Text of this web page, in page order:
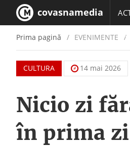
covasnamedia
Prima pagină EVENIMENTE /
CULTURA 14 mai 2026
Nicio zi
în prima